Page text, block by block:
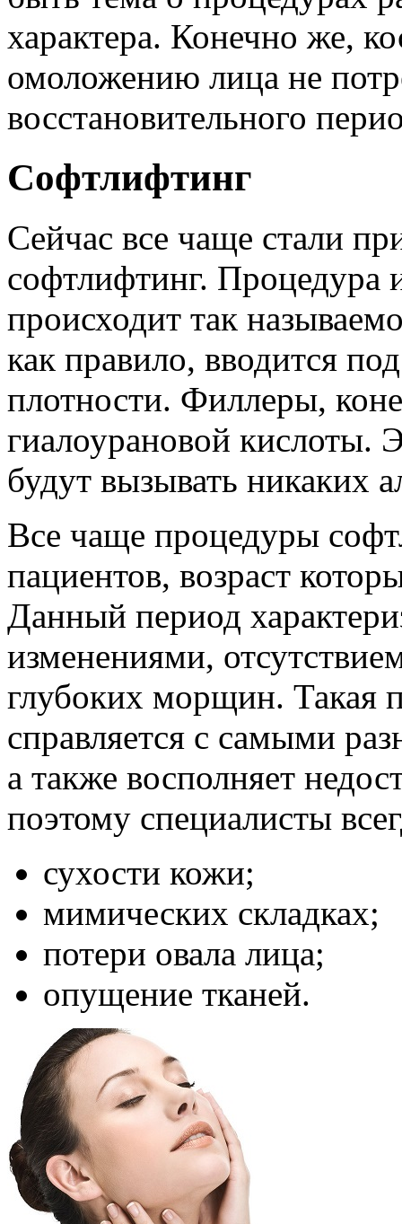
характера. Конечно же,
омоложению лица не
восстановительного
Софтлифтинг
Сейчас все чаще стали
софтлифтинг. Процедура
происходит так
как правило, вводится
плотности. Филлеры,
гиалоурановой кислоты.
будут вызывать никаких
Все чаще процедуры
пациентов, возраст
Данный период
изменениями,
глубоких морщин. Такая
справляется с самыми
а также восполняет
поэтому специалисты
сухости кожи;
мимических складках;
потери овала лица;
опущение тканей.